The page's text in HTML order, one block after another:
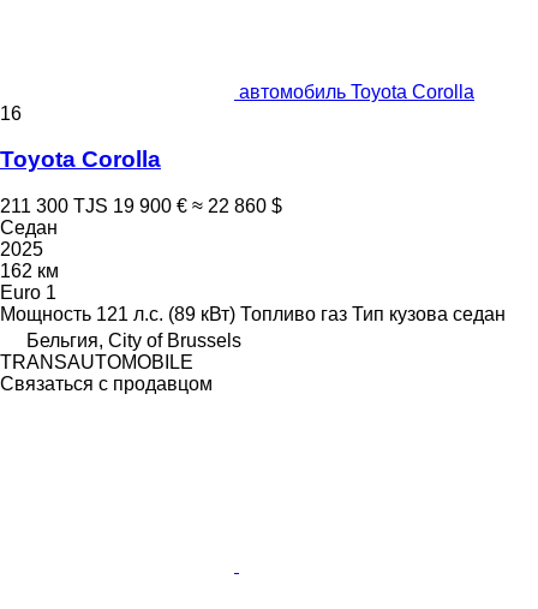
автомобиль Toyota Corolla
16
Toyota Corolla
211 300 TJS 19 900 € ≈ 22 860 $
Седан
2025
162 км
Euro 1
Мощность 121 л.с. (89 кВт) Топливо газ Тип кузова седан
Бельгия, City of Brussels
TRANSAUTOMOBILE
Связаться с продавцом